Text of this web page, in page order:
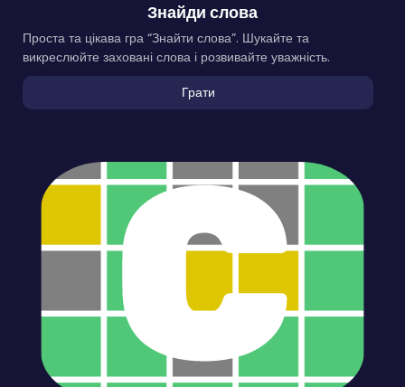
Знайди слова
Проста та цікава гра “Знайти слова”. Шукайте та
викреслюйте заховані слова і розвивайте уважність.
Грати